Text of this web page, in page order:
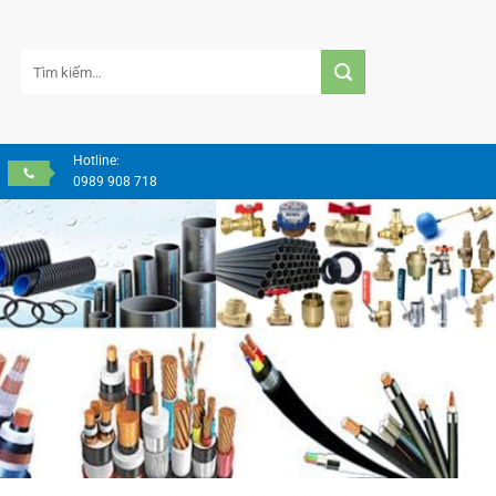
kiếm:
Hotline:
0989 908 718